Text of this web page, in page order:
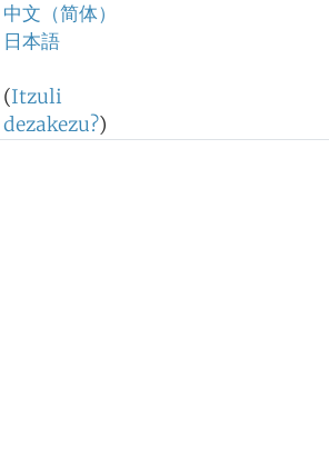
中文（简体）
日本語
(Itzuli
dezakezu?)